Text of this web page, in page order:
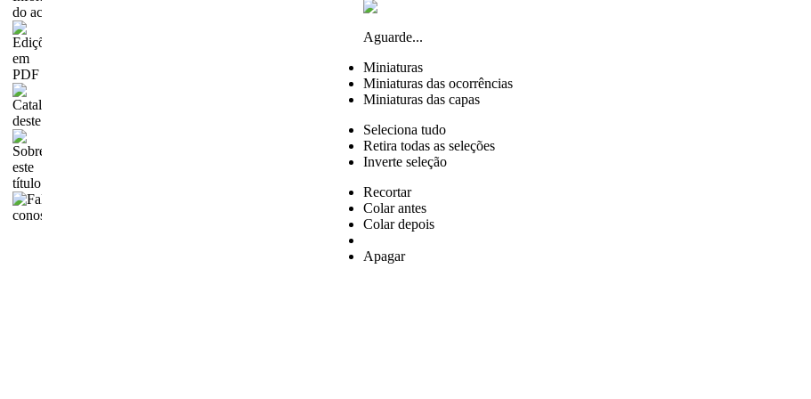
Aguarde...
Miniaturas
Miniaturas das ocorrências
Miniaturas das capas
Seleciona tudo
Retira todas as seleções
Inverte seleção
Recortar
Colar antes
Colar depois
Apagar